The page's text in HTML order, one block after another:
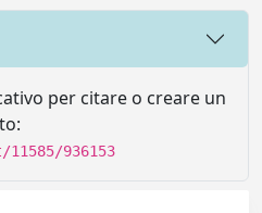
per citare o creare un
936153